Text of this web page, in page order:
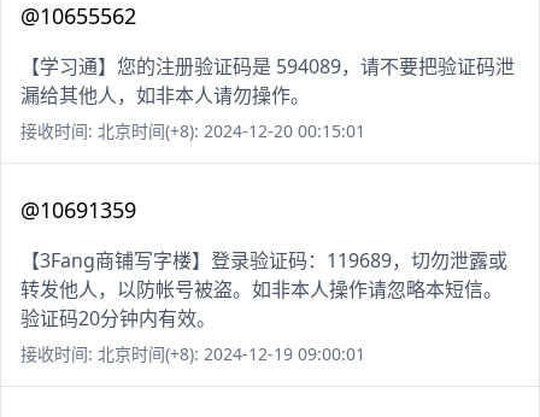
@10655562
【学习通】您的注册验证码是 594089，请不要把验证码泄
漏给其他人，如非本人请勿操作。
接收时间: 北京时间(+8): 2024-12-20 00:15:01
@10691359
【3Fang商铺写字楼】登录验证码：119689，切勿泄露或
转发他人，以防帐号被盗。如非本人操作请忽略本短信。
验证码20分钟内有效。
接收时间: 北京时间(+8): 2024-12-19 09:00:01